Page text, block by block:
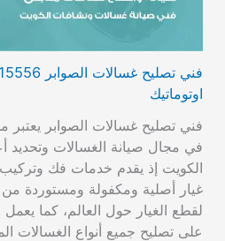
اوتوماتيك
فني تصليح غسالات الصوابر يعتبر
في مجال صيانة الغسالات وتحديد
الكويت إذ يقدم خدمات فك
غيار أصلية ومكفولة ومستوردة
لقطع الغيار حول العالم، كما
على تصليح جميع أنواع الغسالات